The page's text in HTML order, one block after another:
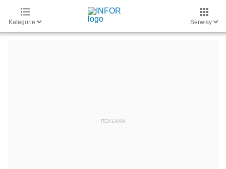
Kategorie Serwisy